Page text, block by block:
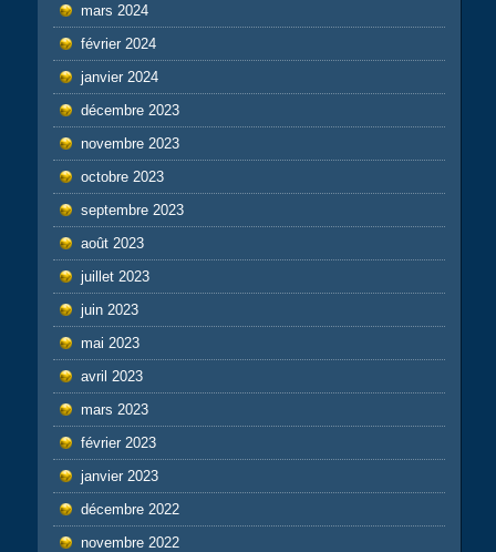
mars 2024
février 2024
janvier 2024
décembre 2023
novembre 2023
octobre 2023
septembre 2023
août 2023
juillet 2023
juin 2023
mai 2023
avril 2023
mars 2023
février 2023
janvier 2023
décembre 2022
novembre 2022